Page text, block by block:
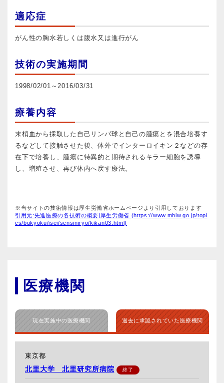
適応症
がん性の胸水若しくは腹水又は進行がん
技術の実施期間
1998/02/01～2016/03/31
療養内容
末梢血から採取した自己リンパ球と自己の腫瘍とを混合培養す
るなどして接触させた後、体外でインターロイキン２などの存
在下で培養し、腫瘍に特異的と期待されるキラー細胞を誘導
し、増殖させ、再び体内へ戻す療法。
※当サイトの技術情報は厚生労働省ホームページより引用しております
引用元:先進医療の各技術の概要|厚生労働省 (https://www.mhlw.go.jp/topi
cs/bukyoku/isei/sensiniryo/kikan03.html)
医療機関
現在実施中の医療機関 過去に承認されていた医療機関
東京都
北里大学 北里研究所病院